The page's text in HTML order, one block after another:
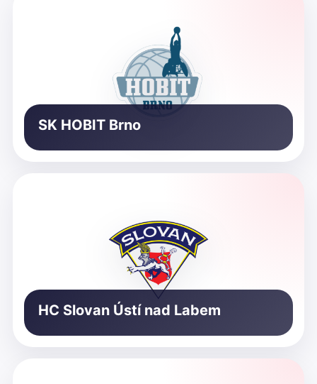
SK HOBIT Brno
HC Slovan Ústí nad Labem